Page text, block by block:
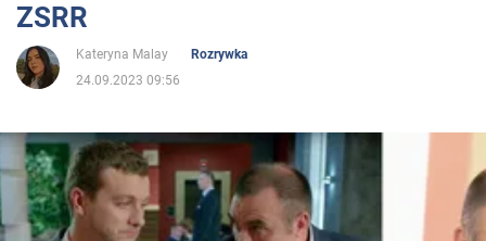
Życie
Społeczeństwo
ZSRR
Kateryna Malay
Rozrywka
24.09.2023 09:56